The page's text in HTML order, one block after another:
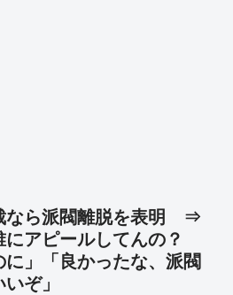
なら派閥離脱を表明 ⇒
アピールしてんの？
」「良かったな、派閥
ぞ」